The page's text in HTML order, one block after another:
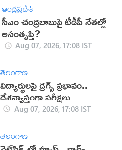
ఆంధ్రప్రదేశ్
సీఎం చంద్రబాబుపై టీడీపీ నేతల్లో
అసంతృప్తి?
Aug 07, 2026, 17:08 IST
తెలంగాణ
విద్యార్థులపై డ్రగ్స్ ప్రభావం..
దేశవ్యాప్తంగా పరీక్షలు
Aug 07, 2026, 17:08 IST
తెలంగాణ